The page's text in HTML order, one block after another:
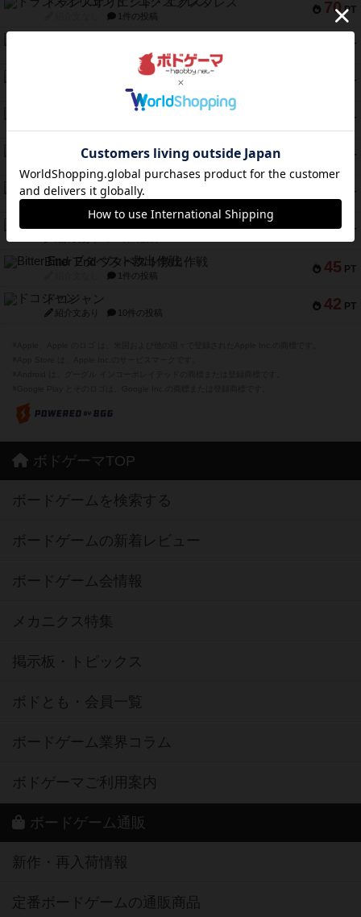
70 PT
1件の投稿
PT
1件の投稿
PT
キャプテン・フリップ：イスラ・ボンバ
2件の投稿
PT
ガルフストライク
PT
エコーズ・オブ・タイム
PT
スカルキング
紹介文あり 12件の投稿
45 PT
45 PT
Bitter End ブタペスト救出作戦
1件の投稿
42 PT
ドコジャン
紹介文あり 10件の投稿
ボドゲーマTOP
ボードゲームを検索する
ボードゲームの新着レビュー
ボードゲーム会情報
メカニクス特集
掲示板・トピックス
ボドとも・会員一覧
ボードゲーム業界コラム
ボドゲーマご利用案内
ボードゲーム通販
新作・再入荷情報
定番ボードゲームの通販商品